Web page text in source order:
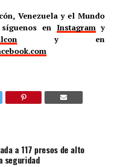
Venezuela y el Mundo
síguenos en Instagramy
y en
a 117 presos de alto
seguridad